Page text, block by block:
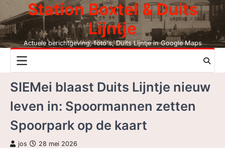
Skip
to
content
Station Boxtel & Duits
Lijntje
Actuele berichtgeving, foto's, Duits Lijntje in Google Maps
DUITS LIJNTJE
STATION BOXTEL
SIEMei blaast Duits Lijntje nieuw
leven in: Spoormannen zetten
Spoorpark op de kaart
jos 28 mei 2026